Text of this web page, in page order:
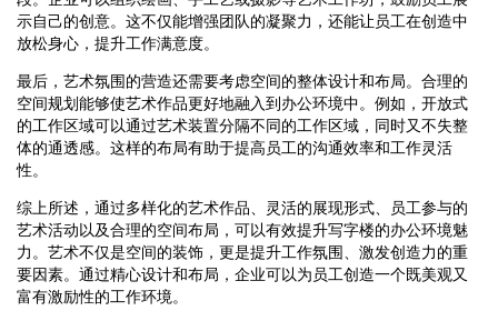
示自己的创意。这不仅能增强团队的凝聚力，还能让员工在创造中
放松身心，提升工作满意度。
最后，艺术氛围的营造还需要考虑空间的整体设计和布局。合理的
空间规划能够使艺术作品更好地融入到办公环境中。例如，开放式
的工作区域可以通过艺术装置分隔不同的工作区域，同时又不失整
体的通透感。这样的布局有助于提高员工的沟通效率和工作灵活
性。
综上所述，通过多样化的艺术作品、灵活的展现形式、员工参与的
艺术活动以及合理的空间布局，可以有效提升写字楼的办公环境魅
力。艺术不仅是空间的装饰，更是提升工作氛围、激发创造力的重
要因素。通过精心设计和布局，企业可以为员工创造一个既美观又
富有激励性的工作环境。